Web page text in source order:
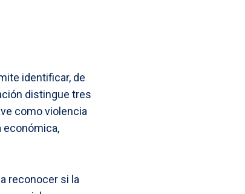
identificar, de
distingue tres
como violencia
económica,
reconocer si la